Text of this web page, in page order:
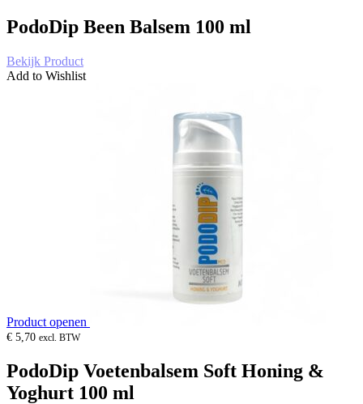
PodoDip Been Balsem 100 ml
Bekijk Product
Add to Wishlist
Product openen
€ 5,70 excl. BTW
PodoDip Voetenbalsem Soft Honing &
Yoghurt 100 ml